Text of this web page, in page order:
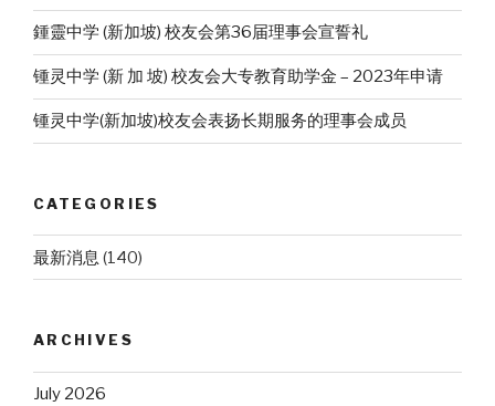
鍾靈中学 (新加坡) 校友会第36届理事会宣誓礼
锺灵中学 (新 加 坡) 校友会大专教育助学金 – 2023年申请
锺灵中学(新加坡)校友会表扬长期服务的理事会成员
CATEGORIES
最新消息 (140)
ARCHIVES
July 2026